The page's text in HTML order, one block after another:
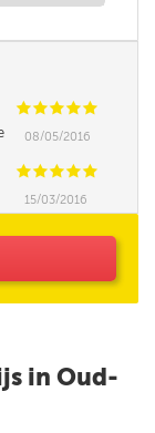
CCCCC
08/05/2016
CCCCC
15/03/2016
in Oud-